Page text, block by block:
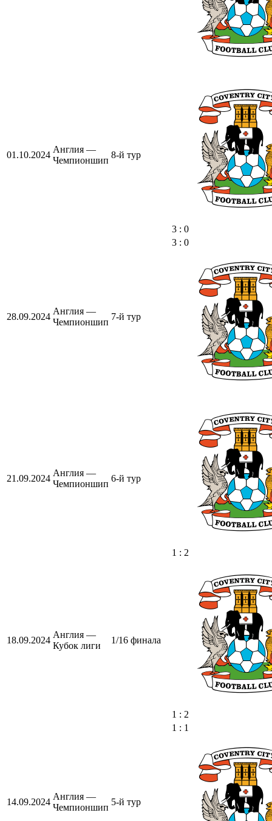
01.10.2024
Англия —
Чемпионшип
8-й тур
3 : 0
28.09.2024
Англия —
Чемпионшип
7-й тур
3 : 0
21.09.2024
Англия —
Чемпионшип
6-й тур
1 : 2
18.09.2024
Англия —
Кубок лиги
1/16 финала
1 : 2
14.09.2024
Англия —
Чемпионшип
5-й тур
1 : 1